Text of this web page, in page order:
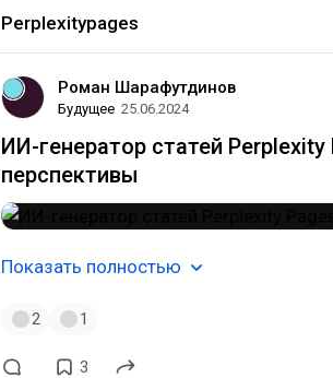
Perplexitypages
Роман Шарафутдинов
Будущее 25.06.2024
ИИ-генератор статей
перспективы
Показать полностью
2 1
3